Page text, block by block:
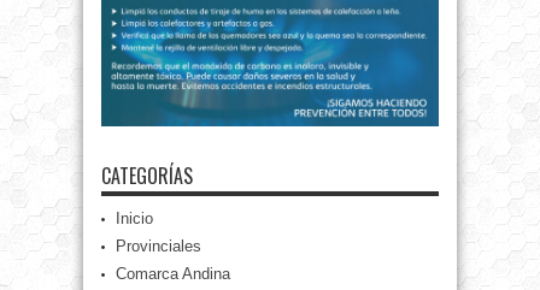
CATEGORÍAS
Inicio
Provinciales
Comarca Andina